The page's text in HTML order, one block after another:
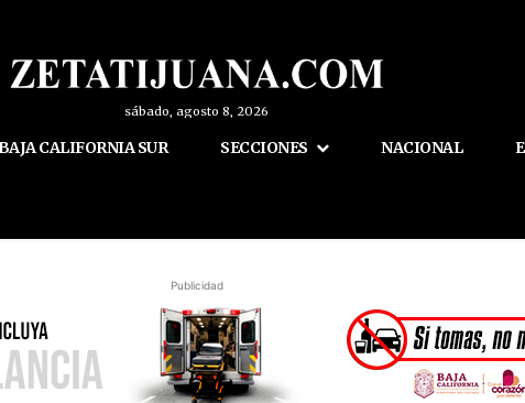
sábado, agosto 8, 2026
CALIFORNIA SUR SECCIONES NACIONAL
Publicidad